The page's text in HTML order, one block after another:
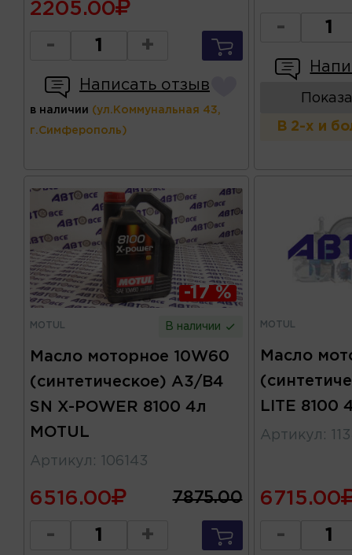
2205.00
- +
Написать отзыв
в наличии (ул.Коммунальная 43,
г.Симферополь)
-
В 2-х и
-17 %
MOTUL В наличии
Масло моторное 10W60
(синтетическое) A3/B4
SN X-POWER 8100 4л
MOTUL
Артикул : 106143
6516.00 7875.00
- +
MOTUL
Масло
LITE 8100
Артикул :
6715.00
-